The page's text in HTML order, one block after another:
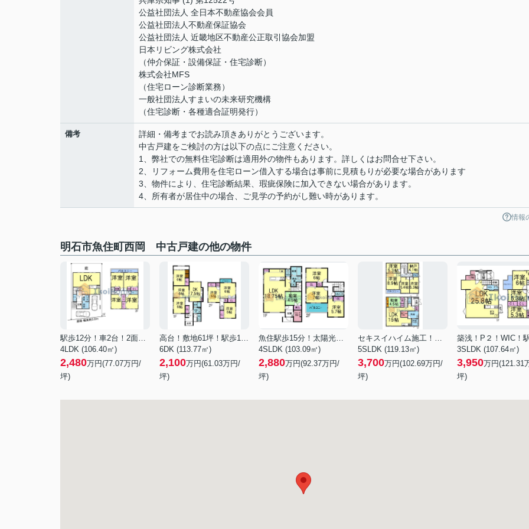
公益社団法人 全日本不動産協会会員
公益社団法人不動産保証協会
公益社団法人 近畿地区不動産公正取引協会加盟
日本リビング株式会社
（仲介保証・設備保証・住宅診断）
株式会社MFS
（住宅ローン診断業務）
一般社団法人すまいの未来研究機構
（住宅診断・各種適合証明発行）
備考
詳細・備考までお読み頂きありがとうございます。
中古戸建をご検討の方は以下の点にご注意ください。
1、弊社での無料住宅診断は適用外の物件もあります。詳しくはお問合せ下さい。
2、リフォーム費用を住宅ローン借入する場合は事前に見積もりが必要な場合があります
3、物件により、住宅診断結果、瑕疵保険に加入できない場合があります。
4、所有者が居住中の場合、ご見学の予約がし難い時があります。
情報
明石市魚住町西岡 中古戸建の他の物件
駅歩12分！車2台！2面採光
4LDK (106.40㎡)
2,480万円(77.07万円/
坪)
高台！敷地61坪！駅歩15分！
6DK (113.77㎡)
2,100万円(61.03万円/
坪)
魚住駅歩15分！太陽光！車2台
4SLDK (103.09㎡)
2,880万円(92.37万円/
坪)
セキスイハイム施工！太陽光付！
5SLDK (119.13㎡)
3,700万円(102.69万円/
坪)
3SLDK (107.64㎡)
3,950万円(121.31
坪)